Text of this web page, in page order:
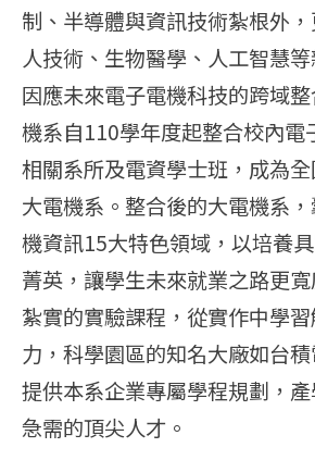
制、半導體與資訊技術紮根外
人技術、生物醫學、人工智慧
因應未來電子電機科技的跨域
機系自110學年度起整合校內電
相關系所及電資學士班，成為
大電機系。整合後的大電機系
機資訊15大特色領域，以培養
菁英，讓學生未來就業之路更
紮實的實驗課程，從實作中學
力，科學園區的知名大廠如台
提供本系企業專屬學程規劃，
急需的頂尖人才。